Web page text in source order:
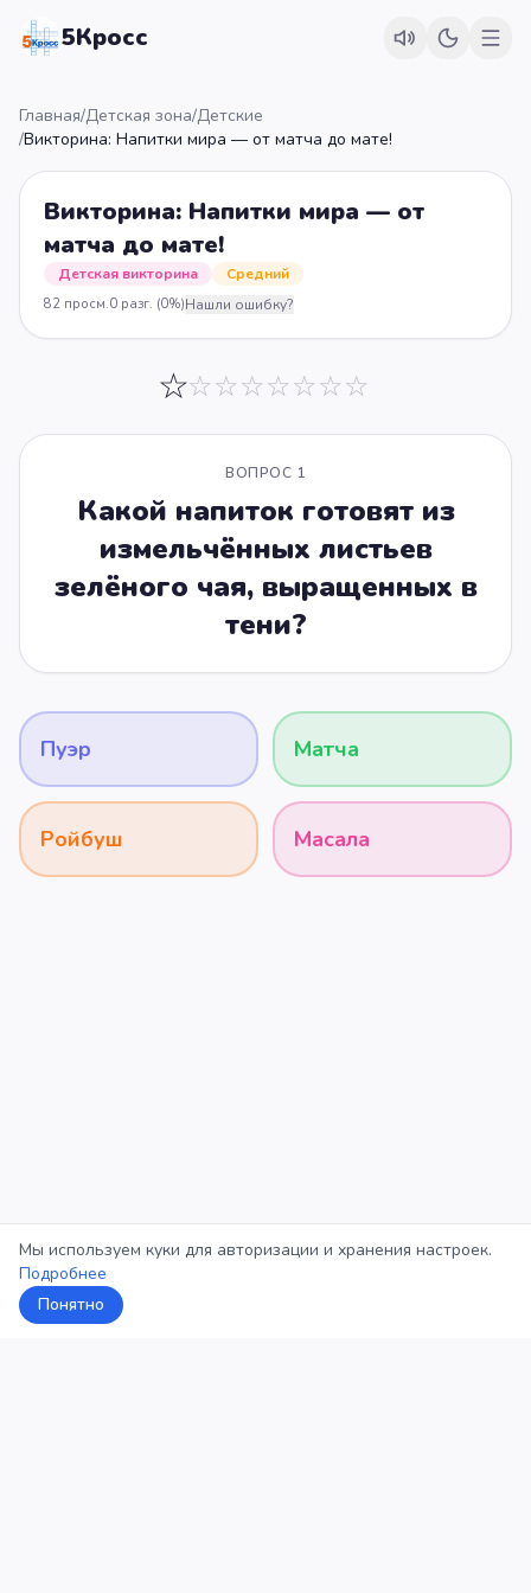
5Кросс
Главная/Детская зона/Детские
/Викторина: Напитки мира — от матча до мате!
Викторина: Напитки мира — от
матча до мате!
Детская викторина Средний
82 просм.0 разг. (0%)Нашли ошибку?
☆☆☆☆☆☆☆☆
ВОПРОС 1
Какой напиток готовят из
измельчённых листьев
зелёного чая, выращенных в
тени?
Пуэр Матча
Ройбуш Масала
Мы используем куки для авторизации и хранения настроек.
Подробнее
Понятно